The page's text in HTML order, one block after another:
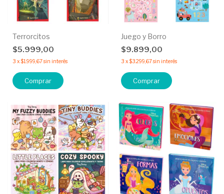
Terrorcitos
$5.999,00
3 x$1.999,67sin interés
Comprar
Juego y Borro
$9.899,00
3 x$3.299,67sin interés
Comprar